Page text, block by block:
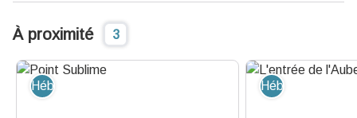
À proximité 3
Hébergement - Restauration Hébergement -